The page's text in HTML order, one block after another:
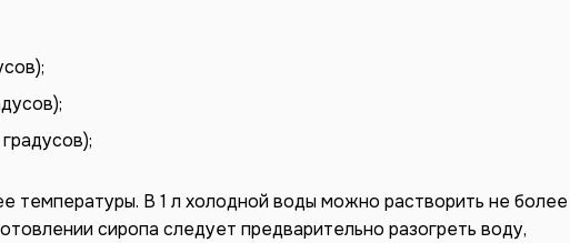
температуры. В 1 л холодной воды можно растворить не более
сиропа следует предварительно разогреть воду,